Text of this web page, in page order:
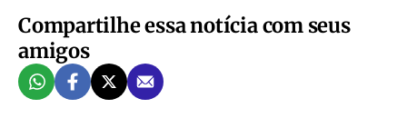
Compartilhe essa notícia com seus
amigos